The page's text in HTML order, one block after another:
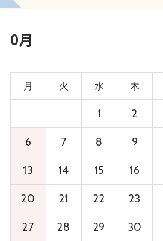
0月
月 火 水 木
1 2
6 7 8 9
13 14 15 16
20 21 22 23
27 28 29 30